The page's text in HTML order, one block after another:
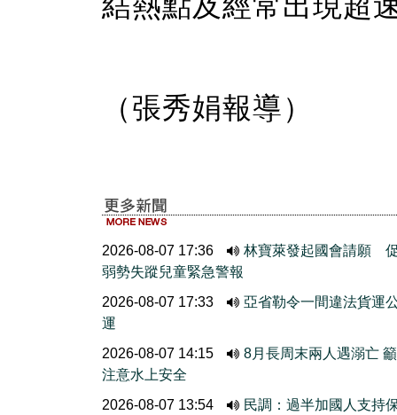
（張秀娟報導）
2026-08-07 17:36
林寶萊發起國會請願
弱勢失蹤兒童緊急警報
2026-08-07 17:33
亞省勒令一間違法貨運
運
2026-08-07 14:15
8月長周末兩人遇溺亡
注意水上安全
2026-08-07 13:54
民調：過半加國人支持